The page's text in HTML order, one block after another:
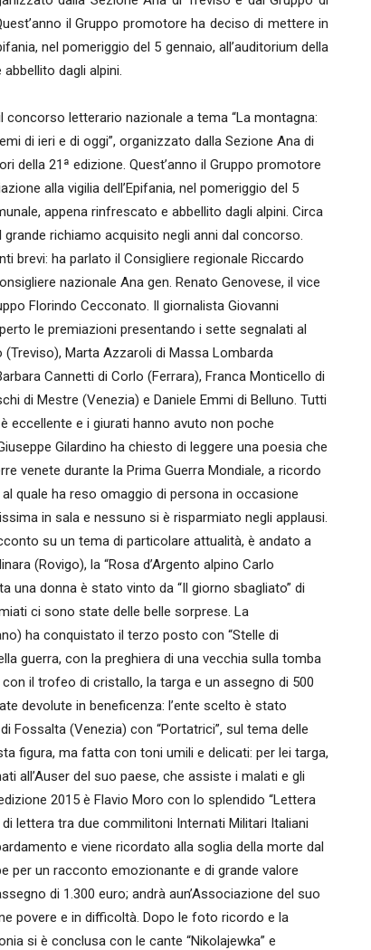
Nazionale
Alpini
il Gruppo promotore ha deciso di mettere in
nel pomeriggio del 5 gennaio, all’auditorium della
dagli alpini.
concorso letterario nazionale a tema “La montagna:
di ieri e di oggi”, organizzato dalla Sezione Ana di
della 21ª edizione. Quest’anno il Gruppo promotore
alla vigilia dell’Epifania, nel pomeriggio del 5
appena rinfrescato e abbellito dagli alpini. Circa
richiamo acquisito negli anni dal concorso.
brevi: ha parlato il Consigliere regionale Riccardo
nazionale Ana gen. Renato Genovese, il vice
Florindo Cecconato. Il giornalista Giovanni
le premiazioni presentando i sette segnalati al
Marta Azzaroli di Massa Lombarda
Cannetti di Corlo (Ferrara), Franca Monticello di
di Mestre (Venezia) e Daniele Emmi di Belluno. Tutti
eccellente e i giurati hanno avuto non poche
Gilardino ha chiesto di leggere una poesia che
venete durante la Prima Guerra Mondiale, a ricordo
quale ha reso omaggio di persona in occasione
in sala e nessuno si è risparmiato negli applausi.
su un tema di particolare attualità, è andato a
(Rovigo), la “Rosa d’Argento alpino Carlo
una donna è stato vinto da “Il giorno sbagliato” di
ci sono state delle belle sorprese. La
ha conquistato il terzo posto con “Stelle di
guerra, con la preghiera di una vecchia sulla tomba
il trofeo di cristallo, la targa e un assegno di 500
devolute in beneficenza: l’ente scelto è stato
Fossalta (Venezia) con “Portatrici”, sul tema delle
figura, ma fatta con toni umili e delicati: per lei targa,
all’Auser del suo paese, che assiste i malati e gli
2015 è Flavio Moro con lo splendido “Lettera
lettera tra due commilitoni Internati Militari Italiani
e viene ricordato alla soglia della morte dal
per un racconto emozionante e di grande valore
di 1.300 euro; andrà aun’Associazione del suo
povere e in difficoltà. Dopo le foto ricordo e la
si è conclusa con le cante “Nikolajewka” e